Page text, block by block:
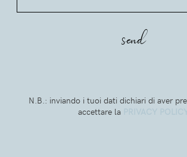
N.B.: inviando i tuoi dati dichiari di aver
accettare la